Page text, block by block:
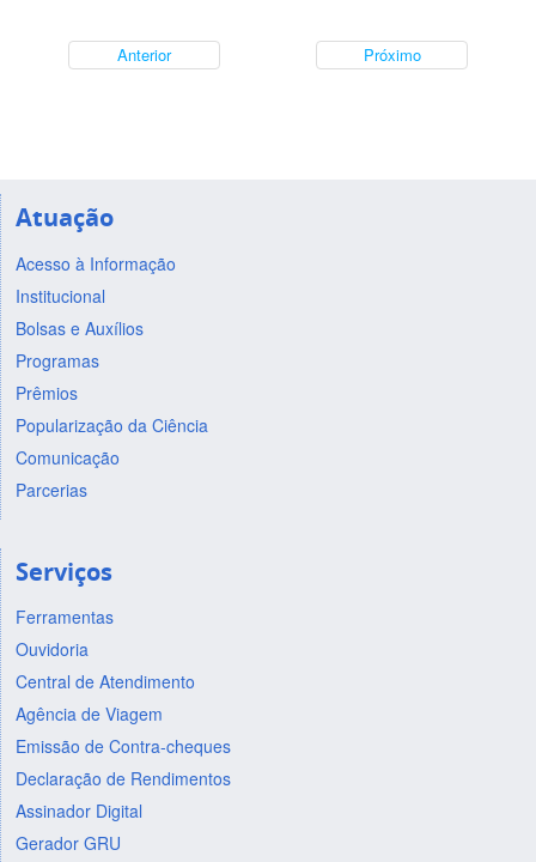
Anterior Próximo
Atuação
Acesso à Informação
Institucional
Bolsas e Auxílios
Programas
Prêmios
Popularização da Ciência
Comunicação
Parcerias
Serviços
Ferramentas
Ouvidoria
Central de Atendimento
Agência de Viagem
Emissão de Contra-cheques
Declaração de Rendimentos
Assinador Digital
Gerador GRU